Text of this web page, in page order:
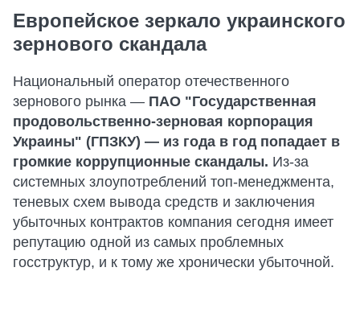
Европейское зеркало украинского
зернового скандала
Национальный оператор отечественного
зернового рынка — ПАО "Государственная
продовольственно-зерновая корпорация
Украины" (ГПЗКУ) — из года в год попадает в
громкие коррупционные скандалы. Из-за
системных злоупотреблений топ-менеджмента,
теневых схем вывода средств и заключения
убыточных контрактов компания сегодня имеет
репутацию одной из самых проблемных
госструктур, и к тому же хронически убыточной.